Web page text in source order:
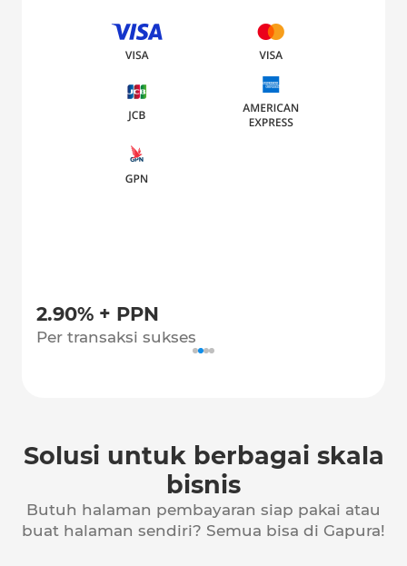
2.90% + PPN
Per transaksi sukses
Solusi untuk berbagai skala
bisnis
Butuh halaman pembayaran siap pakai atau
buat halaman sendiri? Semua bisa di Gapura!